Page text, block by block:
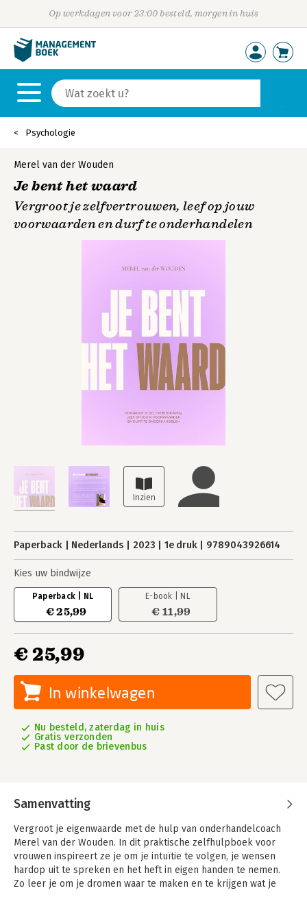
Op werkdagen voor 23:00 besteld, morgen in huis
Psychologie
Merel van der Wouden
Je bent het waard
Vergroot je zelfvertrouwen, leef op jouw
voorwaarden en durf te onderhandelen
Paperback Nederlands 2023 1e druk 9789043926614
Kies uw bindwijze
Paperback | NL
€ 25,99
E-book | NL
€ 11,99
€ 25,99
In winkelwagen
Nu besteld, zaterdag in huis
Gratis verzonden
Past door de brievenbus
Samenvatting
Vergroot je eigenwaarde met de hulp van onderhandelcoach
Merel van der Wouden. In dit praktische zelfhulpboek voor
vrouwen inspireert ze je om je intuïtie te volgen, je wensen
hardop uit te spreken en het heft in eigen handen te nemen.
Zo leer je om je dromen waar te maken en te krijgen wat je